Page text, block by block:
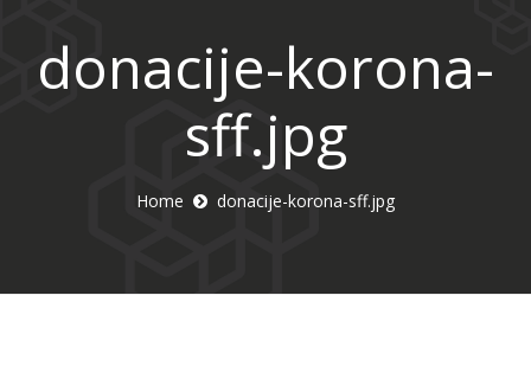
donacije-korona-
sff.jpg
Home donacije-korona-sff.jpg